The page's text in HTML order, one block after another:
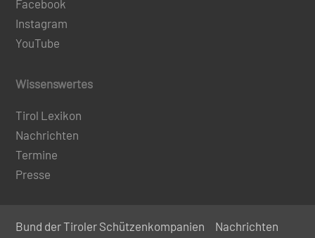
Facebook
Instagram
YouTube
Wissenswertes
Tirol Lexikon
Nachrichten
Termine
Presse
Bund der Tiroler Schützenkompanien Nachrichten